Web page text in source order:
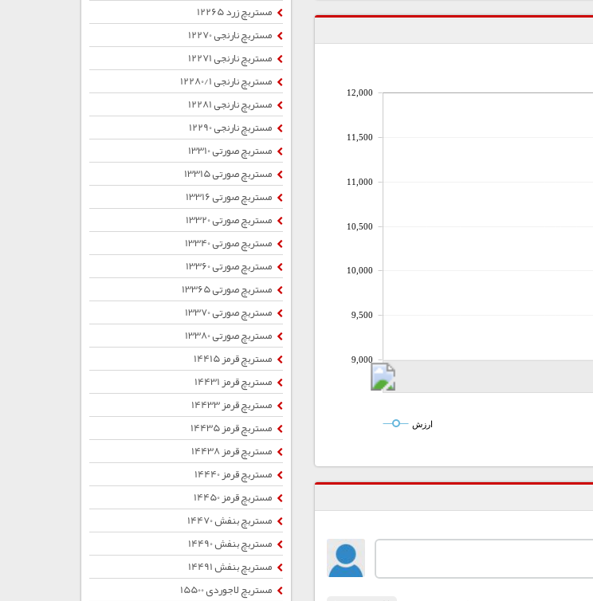
9,000
9,500
10,000
10,500
11,000
11,500
12,000
ارزش
مستربچ زرد 12265
مستربچ نارنجی 12270
مستربچ نارنجی 12271
مستربچ نارنجی 12280/1
مستربچ نارنجی 12281
مستربچ نارنجی 12290
مستربچ صورتی 13310
مستربچ صورتی 13315
مستربچ صورتی 13316
مستربچ صورتی 13320
مستربچ صورتی 13340
مستربچ صورتی 13360
مستربچ صورتی 13365
مستربچ صورتی 13370
مستربچ صورتی 13380
مستربچ قرمز 14415
مستربچ قرمز 14431
مستربچ قرمز 14433
مستربچ قرمز 14435
مستربچ قرمز 14438
مستربچ قرمز 14440
مستربچ قرمز 14450
مستربچ بنفش 14470
مستربچ بنفش 14490
مستربچ بنفش 14491
مستربچ لاجوردی 15500